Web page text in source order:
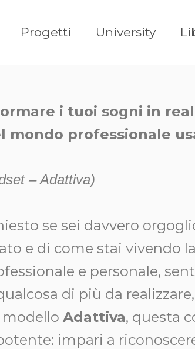
Progetti University
i tuoi sogni in
mondo professionale
– Adattiva)
se sei davvero
e di come stai vivendo
e personale,
di più da
modello Adattiva, questa
impari a